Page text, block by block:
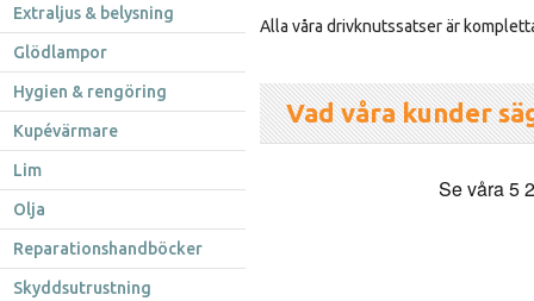
Extraljus & belysning
Glödlampor
Hygien & rengöring
Kupévärmare
Lim
Olja
Reparationshandböcker
Skyddsutrustning
Alla våra drivknutssatser är
Vad våra kunder